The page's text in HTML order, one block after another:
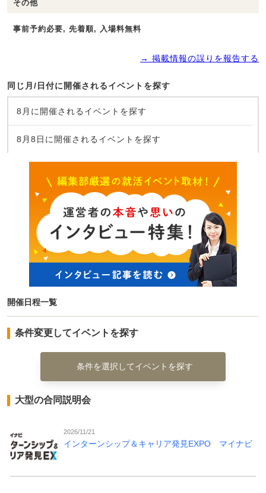
その他
事前予約必要, 先着順, 入場料無料
→ 掲載情報の誤りを報告する
同じ月/日付に開催されるイベントを探す
8月に開催されるイベントを探す
8月8日に開催されるイベントを探す
開催日程一覧
条件変更してイベントを探す
条件を選択してイベントを探す
大型の合同説明会
2026/11/21
インターンシップ＆キャリア発見EXPO マイナビ